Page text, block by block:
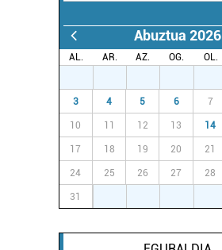
Abuztua 2026
AL. AR. AZ. OG. OL.
3 4 5 6 7
10 11 12 13 14
17 18 19 20 21
24 25 26 27 28
31